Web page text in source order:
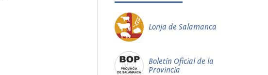
Lonja de Salamanca
Boletín Oficial de la
Provincia